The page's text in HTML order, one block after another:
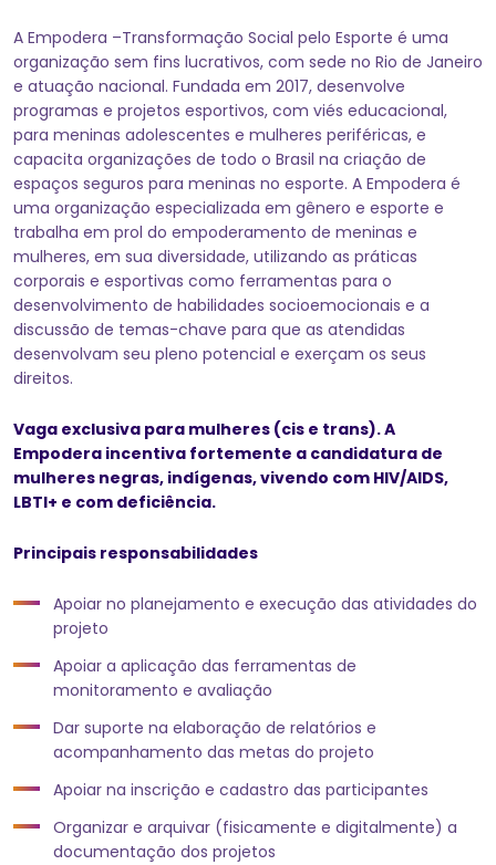
A Empodera –Transformação Social pelo Esporte é uma
organização sem fins lucrativos, com sede no Rio de Janeiro
e atuação nacional. Fundada em 2017, desenvolve
programas e projetos esportivos, com viés educacional,
para meninas adolescentes e mulheres periféricas, e
capacita organizações de todo o Brasil na criação de
espaços seguros para meninas no esporte. A Empodera é
uma organização especializada em gênero e esporte e
trabalha em prol do empoderamento de meninas e
mulheres, em sua diversidade, utilizando as práticas
corporais e esportivas como ferramentas para o
desenvolvimento de habilidades socioemocionais e a
discussão de temas-chave para que as atendidas
desenvolvam seu pleno potencial e exerçam os seus
direitos.
Vaga exclusiva para mulheres (cis e trans). A
Empodera incentiva fortemente a candidatura de
mulheres negras, indígenas, vivendo com HIV/AIDS,
LBTI+ e com deficiência.
Principais responsabilidades
Apoiar no planejamento e execução das atividades do
projeto
Apoiar a aplicação das ferramentas de
monitoramento e avaliação
Dar suporte na elaboração de relatórios e
acompanhamento das metas do projeto
Apoiar na inscrição e cadastro das participantes
Organizar e arquivar (fisicamente e digitalmente) a
documentação dos projetos